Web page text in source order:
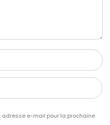
adresse e-mail pour la prochaine